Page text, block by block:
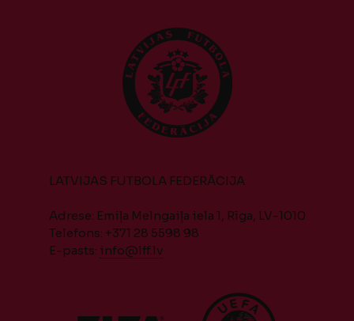
LATVIJAS FUTBOLA FEDERĀCIJA
Adrese: Emiļa Melngaiļa iela 1, Rīga, LV-1010
Telefons: +371 28 5598 98
E-pasts: info@lff.lv